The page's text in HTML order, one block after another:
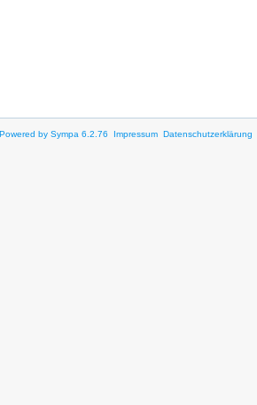
Powered by Sympa 6.2.76 Impressum Datenschutzerklärung